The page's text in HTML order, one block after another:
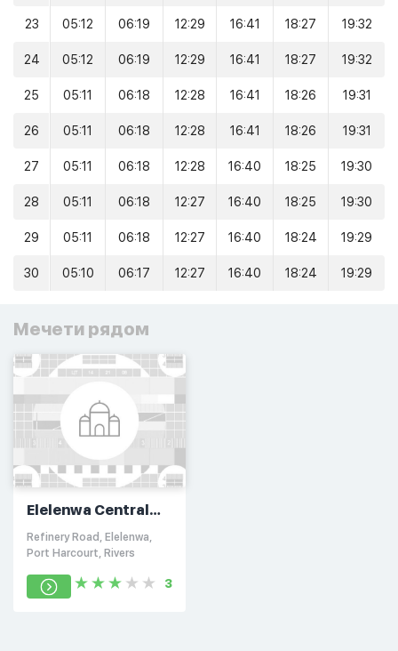
23 05:12 06:19 12:29 16:41 18:27 19:32
24 05:12 06:19 12:29 16:41 18:27 19:32
25 05:11 06:18 12:28 16:41 18:26 19:31
26 05:11 06:18 12:28 16:41 18:26 19:31
27 05:11 06:18 12:28 16:40 18:25 19:30
28 05:11 06:18 12:27 16:40 18:25 19:30
29 05:11 06:18 12:27 16:40 18:24 19:29
30 05:10 06:17 12:27 16:40 18:24 19:29
Мечети рядом
Elelenwa Central
Mosque
Refinery Road, Elelenwa,
Port Harcourt, Rivers
3